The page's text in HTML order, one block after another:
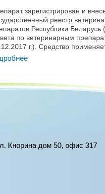
зарегистрирован и
реестр
Республики Беларусь
по ветеринарным
г.). Средство
жизнедеятельности
при: - ...
Кнорина дом 50, офис 317